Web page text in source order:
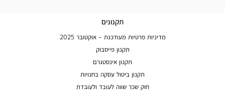
תקנונים
מדיניות פרטיות מעודכנת – אוקטובר 2025
תקנון פייסבוק
תקנון אינסטגרם
תקנון ביטול עסקה בחנויות
חוק שכר שווה לעובד ולעובדת